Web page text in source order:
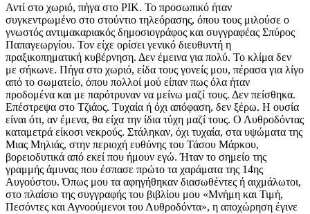
Αντί στο χωριό, πήγα στο ΡΙΚ. Το προσωπικό ήταν
συγκεντρωμένο στο στούντιο τηλεόρασης, όπου τους μιλούσε ο
γνωστός αντιμακαριακός δημοσιογράφος και συγγραφέας Σπύρος
Παπαγεωργίου. Τον είχε ορίσει γενικό διευθυντή η
πραξικοπηματική κυβέρνηση. Δεν έμεινα για πολύ. Το κλίμα δεν
με σήκωνε. Πήγα στο χωριό, είδα τους γονείς μου, πέρασα για λίγο
από το σωματείο, όπου πολλοί μού είπαν πως όλα ήταν
προδομένα και με παρότρυναν να μείνω μαζί τους. Δεν πείσθηκα.
Επέστρεψα στο Τζιάος. Τυχαία ή όχι απόφαση, δεν ξέρω. Η ουσία
είναι ότι, αν έμενα, θα είχα την ίδια τύχη μαζί τους. Ο Λυθροδόντας
καταμετρά είκοσι νεκρούς. Στάληκαν, όχι τυχαία, στα υψώματα της
Μιας Μηλιάς, στην περιοχή ευθύνης του Τάσου Μάρκου,
βορειοδυτικά από εκεί που ήμουν εγώ. Ήταν το σημείο της
γραμμής άμυνας που έσπασε πρώτο τα χαράματα της 14ης
Αυγούστου. Όπως μου τα αφηγήθηκαν διασωθέντες ή αιχμάλωτοι,
στο πλαίσιο της συγγραφής του βιβλίου μου «Μνήμη και Τιμή,
Πεσόντες και Αγνοούμενοι του Λυθροδόντα», η αποχώρηση έγινε